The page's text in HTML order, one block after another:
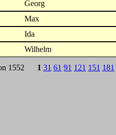
Georg
Max
Ida
Wilhelm
1552 1 31 61 91 121 151 181